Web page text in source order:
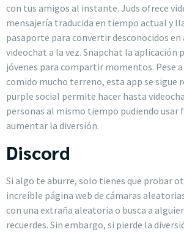
con tus amigos al instante. Juds ofrece
mensajería traducida en tiempo actual y
pasaporte para convertir desconocidos en
videochat a la vez. Snapchat la aplicación
jóvenes para compartir momentos. Pese
comido mucho terreno, esta app se sigue
purple social permite hacer hasta
personas al mismo tiempo pudiendo usar
aumentar la diversión.
Discord
Si algo te aburre, solo tienes que probar
increíble página web de cámaras
con una extraña aleatoria o busca a
recuerdes. Sin embargo, si pierde la